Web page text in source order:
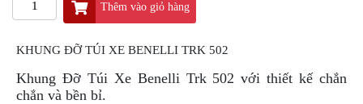
GIVI
ĐỒ
Thêm vào giỏ hàng
KHUNG ĐỠ TÚI XE BENELLI TRK 502
Khung Đỡ Túi Xe Benelli Trk 502 với thiết kế chắn
chắn và bền bỉ.